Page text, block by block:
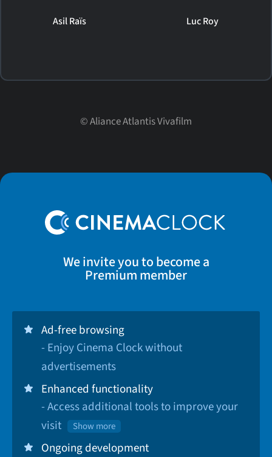
Asil Raïs Luc Roy
©Aliance Atlantis Vivafilm
We invite you to become a
Premium member
Ad-free browsing
- Enjoy Cinema Clock without
advertisements
Enhanced functionality
- Access additional tools to improve your
visit
Show more
Ongoing development